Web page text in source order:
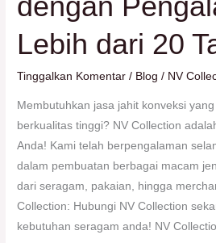
Lebih dari 20
Tinggalkan Komentar / Blog / NV
Membutuhkan jasa jahit konveksi
berkualitas tinggi? NV Collection
Anda! Kami telah berpengalaman
dalam pembuatan berbagai macam
dari seragam, pakaian, hingga
Collection: Hubungi NV Collection
kebutuhan seragam anda! NV
Terpercaya
dengan
Lebih
dari
20
Tahun